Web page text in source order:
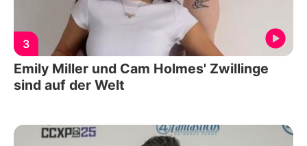
3
Emily Miller und Cam Holmes' Zwillinge
sind auf der Welt